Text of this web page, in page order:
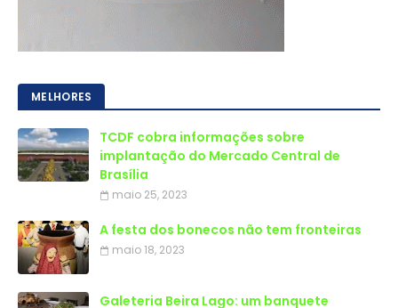
MELHORES
TCDF cobra informações sobre
implantação do Mercado Central de
Brasília
maio 25, 2023
A festa dos bonecos não tem fronteiras
maio 18, 2023
Galeteria Beira Lago: um banquete